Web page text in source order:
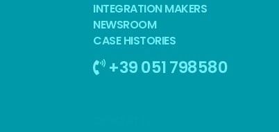
INTEGRATION MAKERS
NEWSROOM
CASE HISTORIES
+39 051 798580